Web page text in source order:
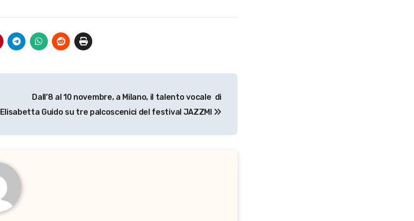
Dall’8 al 10 novembre, a Milano, il talento vocale di
Elisabetta Guido su tre palcoscenici del festival JAZZMI